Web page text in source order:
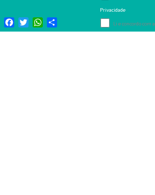
Privacidade
Li e concordo com a
FacebookTwitterWhatsApp